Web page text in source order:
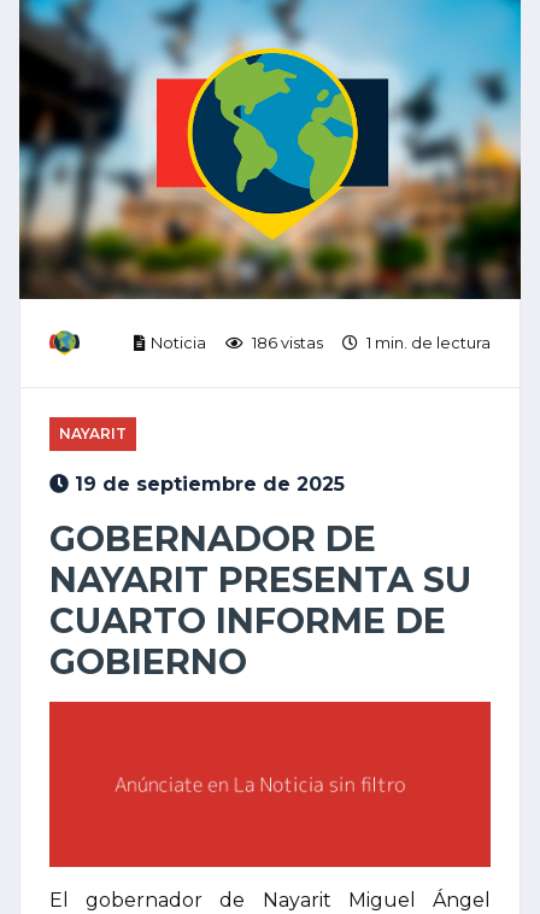
Noticia 186 vistas 1 min. de lectura
NAYARIT
19 de septiembre de 2025
GOBERNADOR DE
NAYARIT PRESENTA SU
CUARTO INFORME DE
GOBIERNO
El gobernador de Nayarit Miguel Ángel